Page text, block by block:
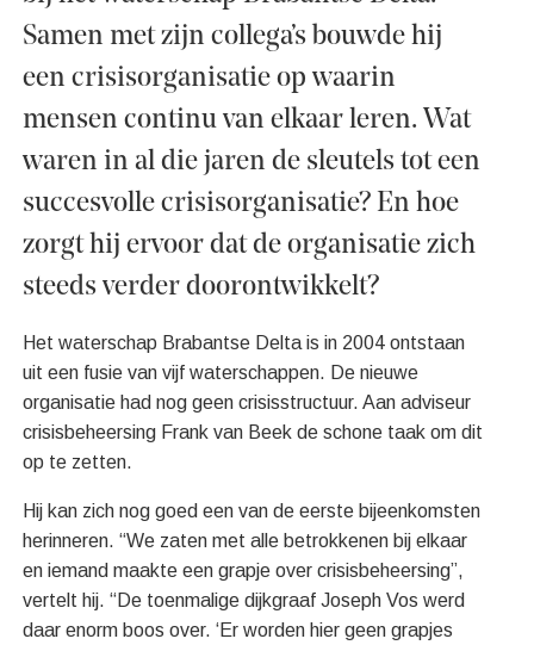
Samen met zijn collega’s bouwde hij
een crisisorganisatie op waarin
mensen continu van elkaar leren. Wat
waren in al die jaren de sleutels tot een
succesvolle crisisorganisatie? En hoe
zorgt hij ervoor dat de organisatie zich
steeds verder doorontwikkelt?
Het waterschap Brabantse Delta is in 2004 ontstaan
uit een fusie van vijf waterschappen. De nieuwe
organisatie had nog geen crisisstructuur. Aan adviseur
crisisbeheersing Frank van Beek de schone taak om dit
op te zetten.
Hij kan zich nog goed een van de eerste bijeenkomsten
herinneren. “We zaten met alle betrokkenen bij elkaar
en iemand maakte een grapje over crisisbeheersing”,
vertelt hij. “De toenmalige dijkgraaf Joseph Vos werd
daar enorm boos over. ‘Er worden hier geen grapjes